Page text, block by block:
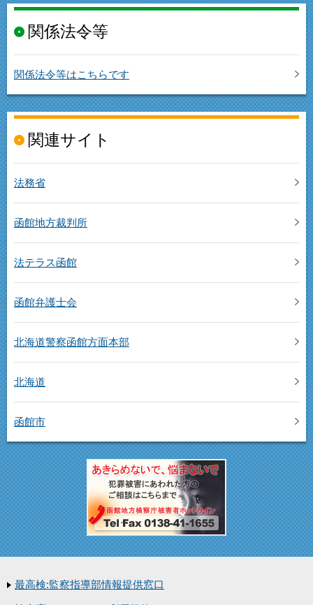
関係法令等
関係法令等はこちらです
関連サイト
法務省
函館地方裁判所
法テラス函館
函館弁護士会
北海道警察函館方面本部
北海道
函館市
最高検:監察指導部情報提供窓口